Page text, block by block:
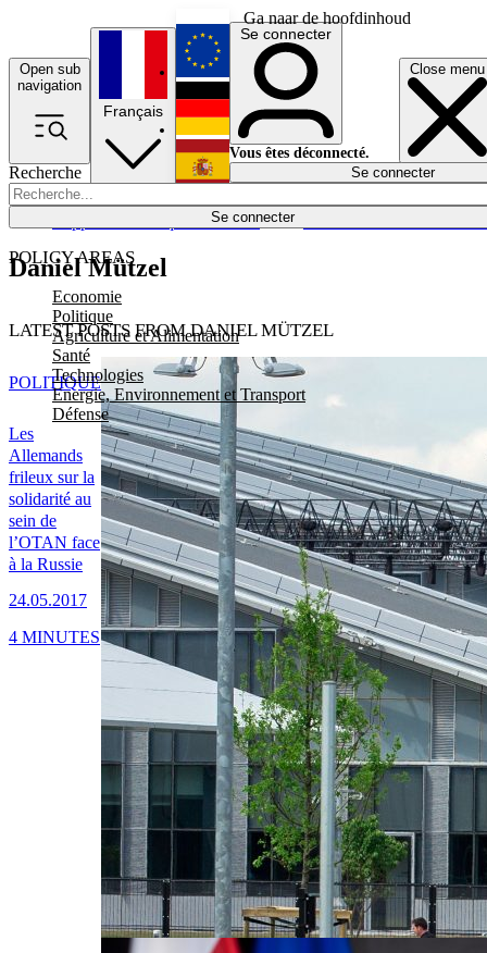
Ga naar de hoofdinhoud
Open sub
navigation
Close menu
Recherche
Se connecter
POLICY AREAS
Economie
Politique
Agriculture et Alimentation
Santé
Technologies
Energie, Environnement et Transport
Défense
Économie
Français
English
Deutsch
Español
Se connecter
Vous êtes déconnecté.
Se connecter
Daniel Mützel
LATEST POSTS FROM DANIEL MÜTZEL
Les
Allemands
frileux sur la
solidarité au
sein de
l’OTAN face
à la Russie
24.05.2017
POLITIQUE
4 MINUTES